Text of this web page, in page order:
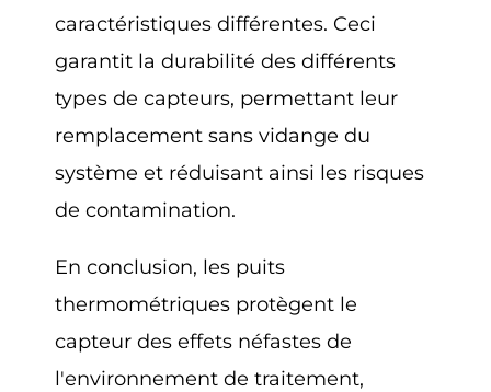
caractéristiques différentes. Ceci
garantit la durabilité des différents
types de capteurs, permettant leur
remplacement sans vidange du
système et réduisant ainsi les risques
de contamination.
En conclusion, les puits
thermométriques protègent le
capteur des effets néfastes de
l'environnement de traitement,